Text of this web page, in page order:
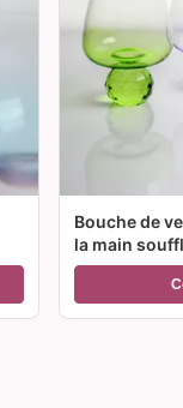
Bouche de
la main
couleur et
Idéal pour